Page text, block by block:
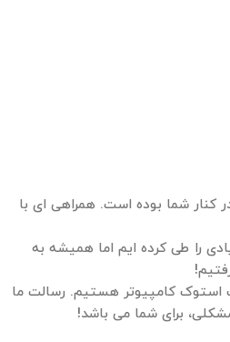
سال ۹۱ تاکنون در کنار شما بوده است. همراهی ای با
را طی کرده ایم اما همیشه به
کامپیوتر هستیم. رسالت ما
برای شما می باشد!